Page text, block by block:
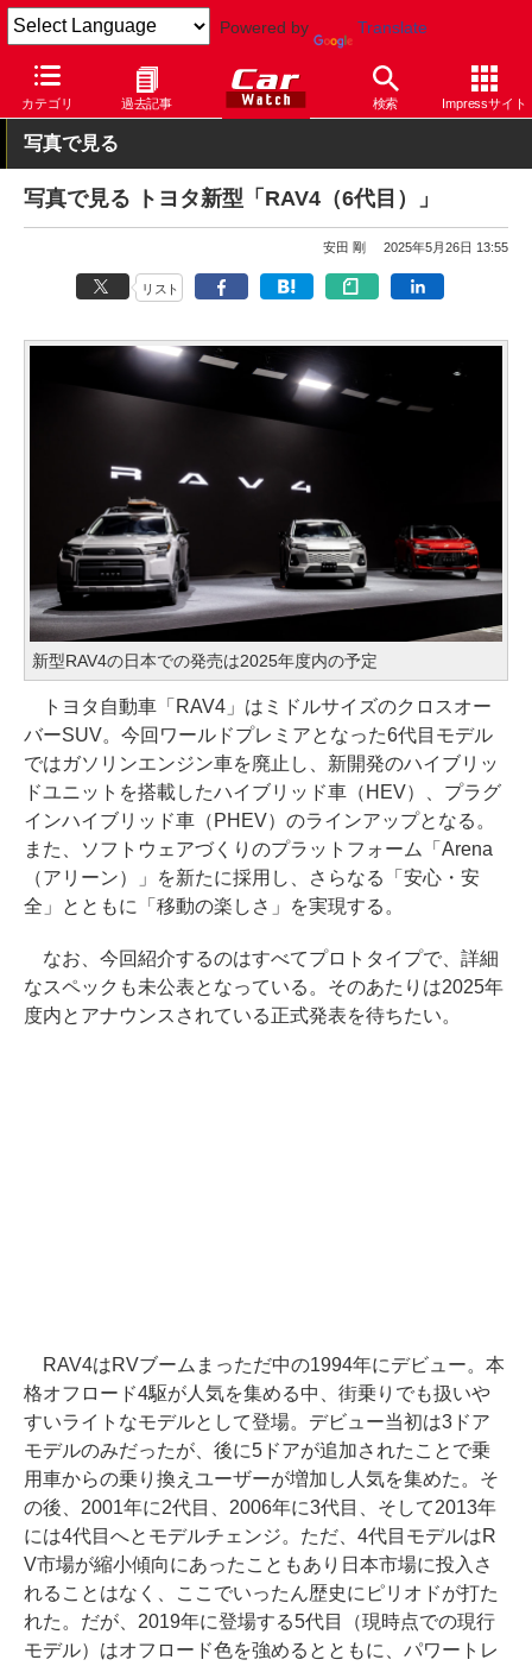
Powered by Translate
カテゴリ 過去記事 検索 Impressサイト
Car Watch 自動車 トヨタ RAV4
写真で見る
写真で見る トヨタ新型「RAV4（6代目）」
安田 剛 2025年5月26日 13:55
リスト
新型RAV4の日本での発売は2025年度内の予定
トヨタ自動車「RAV4」はミドルサイズのクロスオー
バーSUV。今回ワールドプレミアとなった6代目モデル
ではガソリンエンジン車を廃止し、新開発のハイブリッ
ドユニットを搭載したハイブリッド車（HEV）、プラグ
インハイブリッド車（PHEV）のラインアップとなる。
また、ソフトウェアづくりのプラットフォーム「Arena
（アリーン）」を新たに採用し、さらなる「安心・安
全」とともに「移動の楽しさ」を実現する。
なお、今回紹介するのはすべてプロトタイプで、詳細
なスペックも未公表となっている。そのあたりは2025年
度内とアナウンスされている正式発表を待ちたい。
RAV4はRVブームまっただ中の1994年にデビュー。本
格オフロード4駆が人気を集める中、街乗りでも扱いや
すいライトなモデルとして登場。デビュー当初は3ドア
モデルのみだったが、後に5ドアが追加されたことで乗
用車からの乗り換えユーザーが増加し人気を集めた。そ
の後、2001年に2代目、2006年に3代目、そして2013年
には4代目へとモデルチェンジ。ただ、4代目モデルはR
V市場が縮小傾向にあったこともあり日本市場に投入さ
れることはなく、ここでいったん歴史にピリオドが打た
れた。だが、2019年に登場する5代目（現時点での現行
モデル）はオフロード色を強めるとともに、パワートレ